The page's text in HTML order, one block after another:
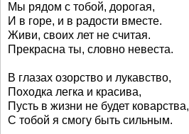
Мы рядом с тобой, дорогая,
И в горе, и в радости вместе.
Живи, своих лет не считая.
Прекрасна ты, словно невеста.
В глазах озорство и лукавство,
Походка легка и красива,
Пусть в жизни не будет коварства,
С тобой я смогу быть сильным.